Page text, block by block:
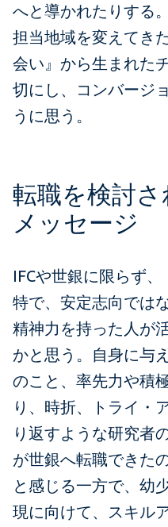
へと導かれたりする
担当地域を変えてき
会い』から生まれた
切にし、コンバージ
うに思う。
転職を検討
メッセージ
IFCや世銀に限らず
特で、安定志向では
精神力を持った人が
かと思う。自身に与
のこと、率先力や積
り、時折、トライ・
り返すような研究者
が世銀へ転職できた
と感じる一方で、幼
現に向けて、スキル